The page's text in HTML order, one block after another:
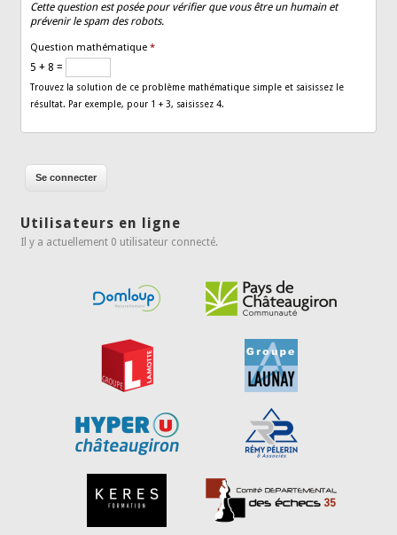
Cette question est posée pour vérifier que vous être un humain et
prévenir le spam des robots.
Question mathématique*
5 + 8 =
Trouvez la solution de ce problème mathématique simple et saisissez le
résultat. Par exemple, pour 1 + 3, saisissez 4.
Utilisateurs en ligne
Il y a actuellement 0 utilisateur connecté.